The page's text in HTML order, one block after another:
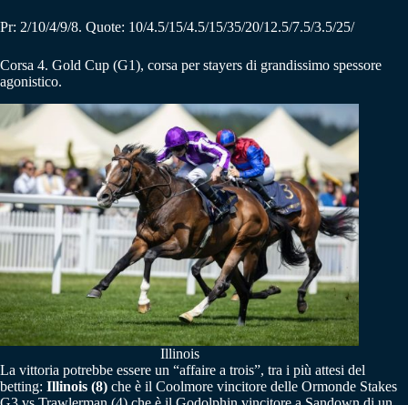
Pr: 2/10/4/9/8. Quote: 10/4.5/15/4.5/15/35/20/12.5/7.5/3.5/25/
Corsa 4. Gold Cup (G1), corsa per stayers di grandissimo spessore
agonistico.
Illinois
La vittoria potrebbe essere un “affaire a trois”, tra i più attesi del
betting: Illinois (8) che è il Coolmore vincitore delle Ormonde Stakes